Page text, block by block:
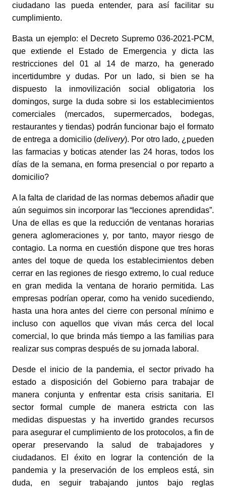
ciudadano las pueda entender, para así facilitar su
cumplimiento.
Basta un ejemplo: el Decreto Supremo 036-2021-PCM,
que extiende el Estado de Emergencia y dicta las
restricciones del 01 al 14 de marzo, ha generado
incertidumbre y dudas. Por un lado, si bien se ha
dispuesto la inmovilización social obligatoria los
domingos, surge la duda sobre si los establecimientos
comerciales (mercados, supermercados, bodegas,
restaurantes y tiendas) podrán funcionar bajo el formato
de entrega a domicilio (delivery). Por otro lado, ¿pueden
las farmacias y boticas atender las 24 horas, todos los
días de la semana, en forma presencial o por reparto a
domicilio?
A la falta de claridad de las normas debemos añadir que
aún seguimos sin incorporar las “lecciones aprendidas”.
Una de ellas es que la reducción de ventanas horarias
genera aglomeraciones y, por tanto, mayor riesgo de
contagio. La norma en cuestión dispone que tres horas
antes del toque de queda los establecimientos deben
cerrar en las regiones de riesgo extremo, lo cual reduce
en gran medida la ventana de horario permitida. Las
empresas podrían operar, como ha venido sucediendo,
hasta una hora antes del cierre con personal mínimo e
incluso con aquellos que vivan más cerca del local
comercial, lo que brinda más tiempo a las familias para
realizar sus compras después de su jornada laboral.
Desde el inicio de la pandemia, el sector privado ha
estado a disposición del Gobierno para trabajar de
manera conjunta y enfrentar esta crisis sanitaria. El
sector formal cumple de manera estricta con las
medidas dispuestas y ha invertido grandes recursos
para asegurar el cumplimiento de los protocolos, a fin de
operar preservando la salud de trabajadores y
ciudadanos. El éxito en lograr la contención de la
pandemia y la preservación de los empleos está, sin
duda, en seguir trabajando juntos bajo reglas